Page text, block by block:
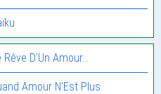
D’Un Amour…
Amour N’Est Plus